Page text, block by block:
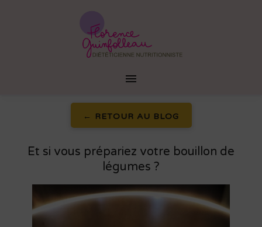
Florence
Guinfolleau
Menu
principal
PRÉSENTATION
CONSULTATION
FORMATION
ANIMATION
← RETOUR AU BLOG
Et si vous prépariez votre bouillon de
légumes ?